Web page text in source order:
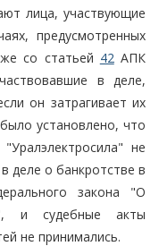
лица, участвующие
предусмотренных
со статьей 42 АПК
в деле,
он затрагивает их
установлено, что
не
деле о банкротстве в
закона "О
и судебные акты
не принимались.